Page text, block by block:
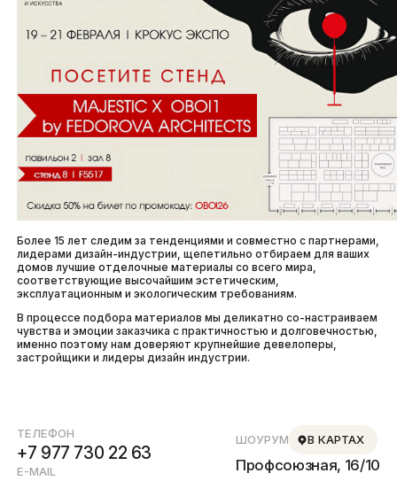
ТЕЛЕФОН
+7 977 730 22 63
E-MAIL
ШОУРУМ В КАРТАХ
Профсоюзная, 16/10
Более 15 лет следим за тенденциями и совместно с партнерами,
лидерами дизайн-индустрии, щепетильно отбираем для ваших
домов лучшие отделочные материалы со всего мира,
соответствующие высочайшим эстетическим,
эксплуатационным и экологическим требованиям.
В процессе подбора материалов мы деликатно со-настраиваем
чувства и эмоции заказчика с практичностью и долговечностью,
именно поэтому нам доверяют крупнейшие девелоперы,
застройщики и лидеры дизайн индустрии.